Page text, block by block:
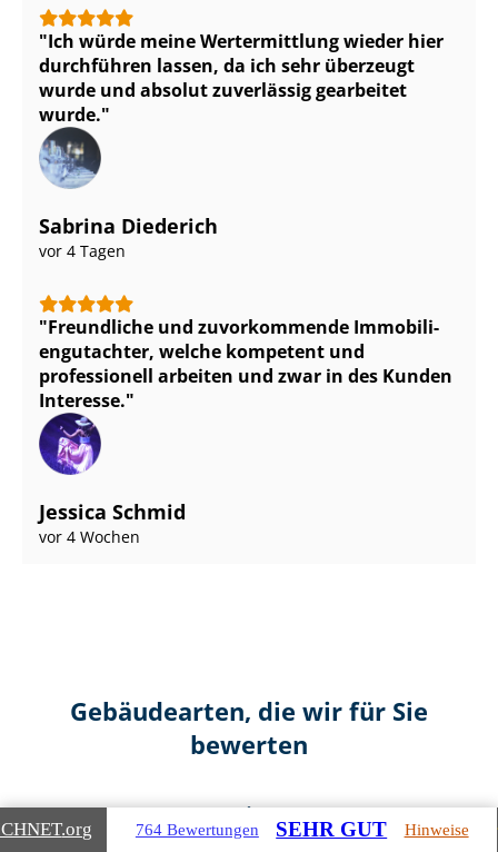
Ich würde meine Wertermittlung wieder hier
durchführen lassen, da ich sehr überzeugt
wurde und absolut zuverlässig gearbeitet
wurde.
Sabrina Diederich
vor 4 Tagen
Freundliche und zuvorkommende Im­mo­bi­li­
en­gut­ach­ter, welche kompetent und
professionell arbeiten und zwar in des Kunden
Interesse.
Jessica Schmid
vor 4 Wochen
Gebäudearten, die wir für Sie
bewerten
.org 764 Bewertungen SEHR GUT Hinweise